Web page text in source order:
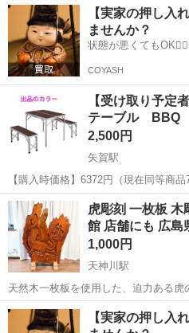
きて 重宝しました 一つ300円でお譲りします 一つ1000円くらい
で購入しました。 ...
広島 広島市 観音町駅 その
【実家の押し入
ませんか？
状態が悪くても
COYASH
【受け取り予定者決
テーブル
2,500円
矢賀駅
【購入時価格】6372円（現在同等商品7480円
画像5枚目参照 【傷などの状態】椅子やテーブルの脚に少し傷あるも
気にならない程度 【アピールポイント】女性でも運べる重さ。高さが
ハイとローで使え...
広島 安芸郡 矢賀駅 その他
虎彫刻 一枚板 木
館 店舗にも 広
1,000円
天神川駅
天然木一枚板を使用した、迫力ある虎の木彫
寧に彫刻してあり、存在感抜群です
などにもおすすめです。 【状態】 ・中古品のため多少の傷やスレはあ
広島 安芸郡 天神川駅 その
【実家の押し入